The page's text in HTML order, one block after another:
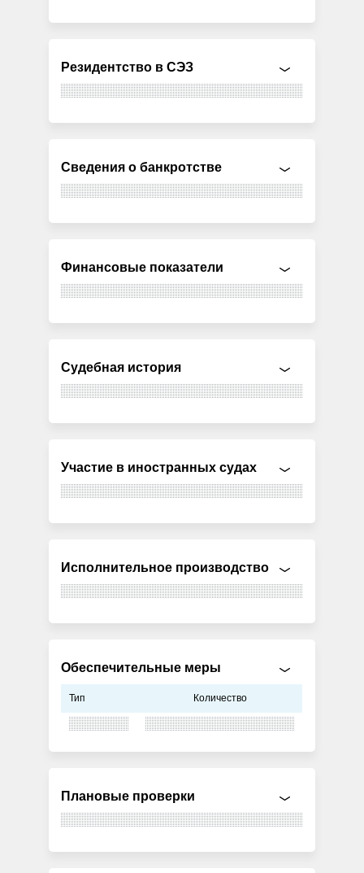
Резидентство в СЭЗ
Сведения о банкротстве
Финансовые показатели
Судебная история
Участие в иностранных судах
Исполнительное производство
Обеспечительные меры
Тип Количество
Плановые проверки